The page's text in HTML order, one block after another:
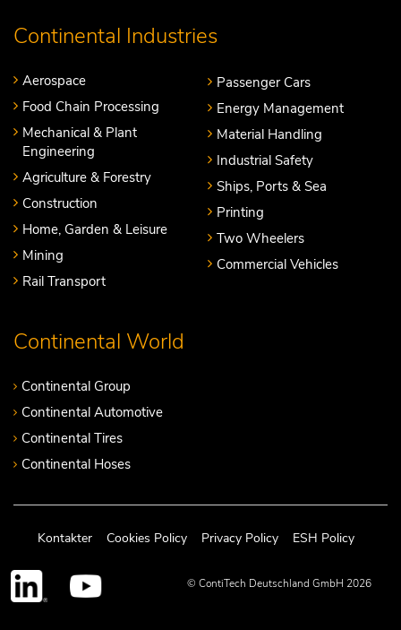
Continental Industries
Aerospace
Food Chain Processing
Mechanical & Plant
Engineering
Agriculture & Forestry
Construction
Home, Garden & Leisure
Mining
Rail Transport
Passenger Cars
Energy Management
Material Handling
Industrial Safety
Ships, Ports & Sea
Printing
Two Wheelers
Commercial Vehicles
Continental World
Continental Group
Continental Automotive
Continental Tires
Continental Hoses
Kontakter Cookies Policy Privacy Policy ESH Policy
© ContiTech Deutschland GmbH 2026